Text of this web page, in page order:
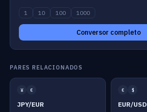
1 10 100 1000
Conversor completo
PARES RELACIONADOS
¥ €
JPY/EUR
€ $
EUR/USD